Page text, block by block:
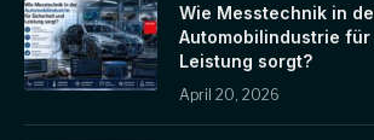
Wie Messtechnik in
Automobilindustrie
Leistung sorgt?
April 20, 2026